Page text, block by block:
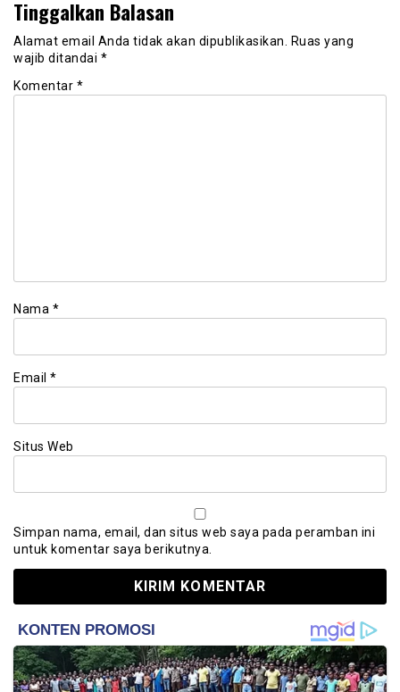
Tinggalkan Balasan
Alamat email Anda tidak akan dipublikasikan. Ruas yang
wajib ditandai *
Komentar *
Nama *
Email *
Situs Web
Simpan nama, email, dan situs web saya pada peramban ini
untuk komentar saya berikutnya.